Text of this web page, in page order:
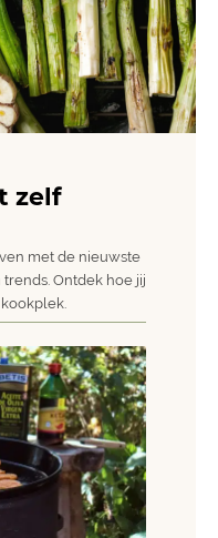
zelf
met de nieuwste
Ontdek hoe jij